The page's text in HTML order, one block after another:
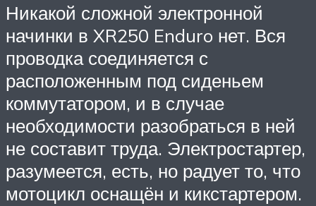
Никакой сложной электронной
начинки в XR250 Enduro нет. Вся
проводка соединяется с
расположенным под сиденьем
коммутатором, и в случае
необходимости разобраться в ней
не составит труда. Электростартер,
разумеется, есть, но радует то, что
мотоцикл оснащён и кикстартером.